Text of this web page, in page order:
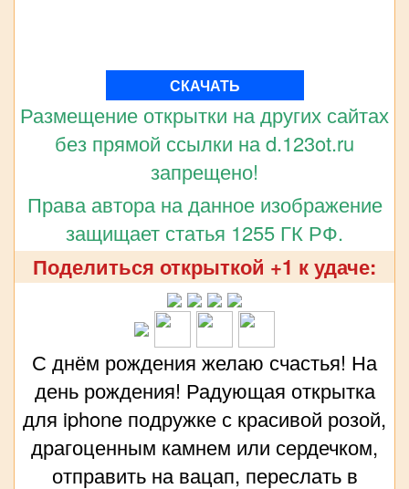
СКАЧАТЬ
Размещение открытки на других сайтах
без прямой ссылки на d.123ot.ru
запрещено!
Права автора на данное изображение
защищает статья 1255 ГК РФ.
Поделиться открыткой +1 к удаче:
С днём рождения желаю счастья! На
день рождения! Радующая открытка
для iphone подружке с красивой розой,
драгоценным камнем или сердечком,
отправить на вацап, переслать в